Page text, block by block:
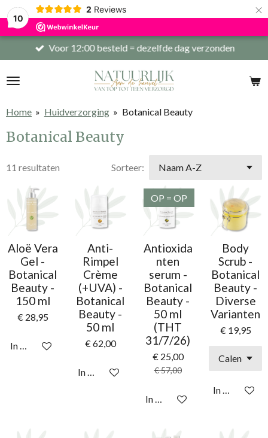
10
2 Reviews ×
Voor 12:00 besteld = dezelfde dag verzonden
Home » Huidverzorging » Botanical Beauty
Botanical Beauty
11 resultaten Sorteer:
Aloë Vera
Gel -
Botanical
Beauty -
150 ml
€ 28,95
In winkelwagen
Anti-
Rimpel
Crème
(+UVA) -
Botanical
Beauty -
50 ml
€ 62,00
In winkelwagen
OP = OP
Antioxida
nten
serum -
Botanical
Beauty -
50 ml
(THT
31/7/26)
€ 25,00
€ 57,00
In winkelwagen
Body
Scrub -
Botanical
Beauty -
Diverse
Varianten
€ 19,95
In